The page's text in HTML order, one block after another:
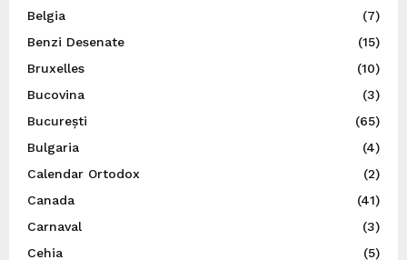
Belgia
(7)
Benzi Desenate
(15)
Bruxelles
(10)
Bucovina
(3)
București
(65)
Bulgaria
(4)
Calendar Ortodox
(2)
Canada
(41)
Carnaval
(3)
Cehia
(5)